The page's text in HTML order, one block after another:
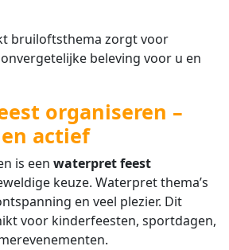
bruiloftsthema zorgt voor
beleving voor u en
organiseren –
actief
is een waterpret feest
keuze. Waterpret thema’s
en veel plezier. Dit
voor kinderfeesten, sportdagen,